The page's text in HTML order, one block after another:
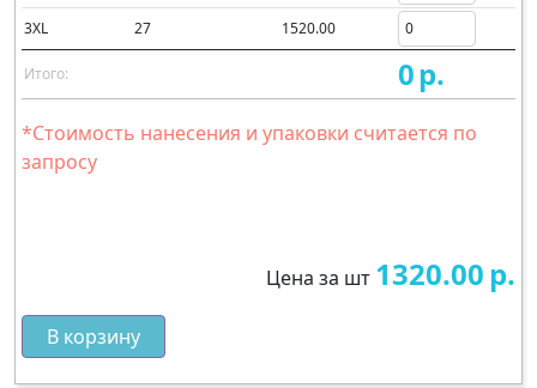
3XL 27 1520.00
Итого: 0р.
*Стоимость нанесения и упаковки считается по
запросу
Цена за шт 1320.00р.
В корзину